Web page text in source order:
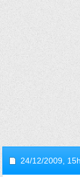
24/12/2009,